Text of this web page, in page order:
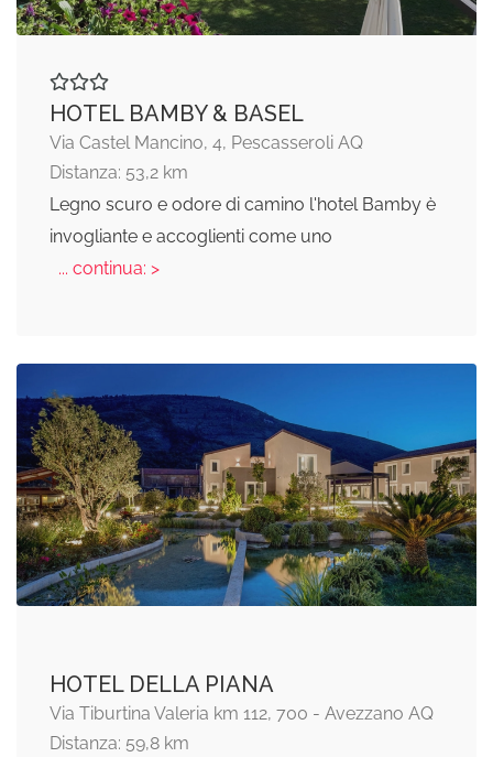
HOTEL BAMBY & BASEL
Via Castel Mancino, 4, Pescasseroli AQ
Distanza: 53,2 km
Legno scuro e odore di camino l'hotel Bamby è
invogliante e accoglienti come uno
... continua: >
HOTEL DELLA PIANA
Via Tiburtina Valeria km 112, 700 - Avezzano AQ
Distanza: 59,8 km